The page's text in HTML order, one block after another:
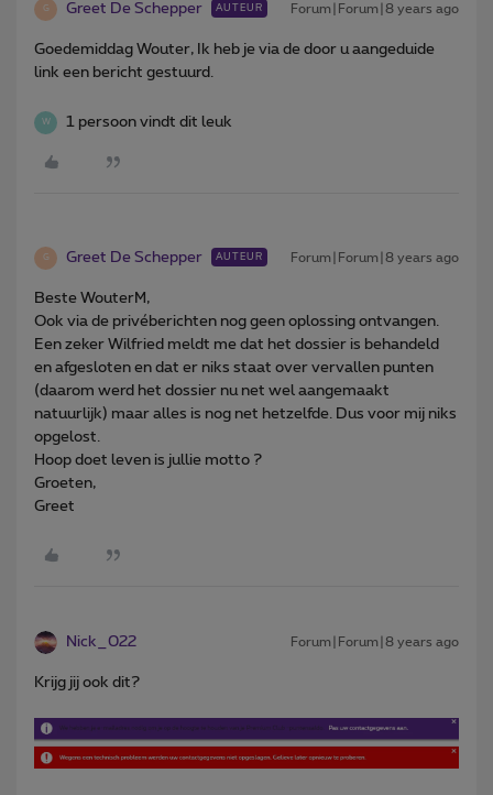
G Greet De Schepper AUTEUR Forum|Forum|8 years ago
Goedemiddag Wouter, Ik heb je via de door u aangeduide
link een bericht gestuurd.
W 1 persoon vindt dit leuk
G Greet De Schepper AUTEUR Forum|Forum|8 years ago
Beste WouterM,
Ook via de privéberichten nog geen oplossing ontvangen.
Een zeker Wilfried meldt me dat het dossier is behandeld
en afgesloten en dat er niks staat over vervallen punten
(daarom werd het dossier nu net wel aangemaakt
natuurlijk) maar alles is nog net hetzelfde. Dus voor mij niks
opgelost.
Hoop doet leven is jullie motto ?
Groeten,
Greet
Nick_022 Forum|Forum|8 years ago
Krijg jij ook dit?